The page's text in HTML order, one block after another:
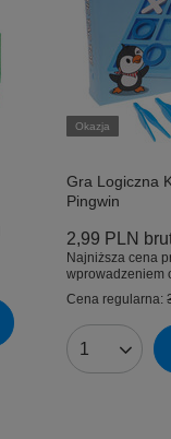
Okazja
Gra Logiczna
Pingwin
2,99 PLN
Najniższa cena
wprowadzeniem
Cena regularna:
Ilość